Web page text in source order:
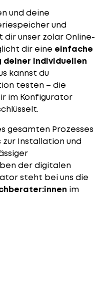
und deine
und
dir unser zolar Online-
dir eine einfache
deiner individuellen
kannst du
testen – die
im Konfigurator
gesamten Prozesses
Installation und
der digitalen
steht bei uns die
im